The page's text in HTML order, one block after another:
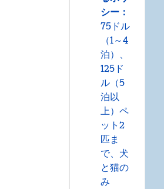
シー：
75ドル
（1～4
泊）、
125ド
ル（5
泊以
上）ペ
ット2
匹ま
で、犬
と猫の
み